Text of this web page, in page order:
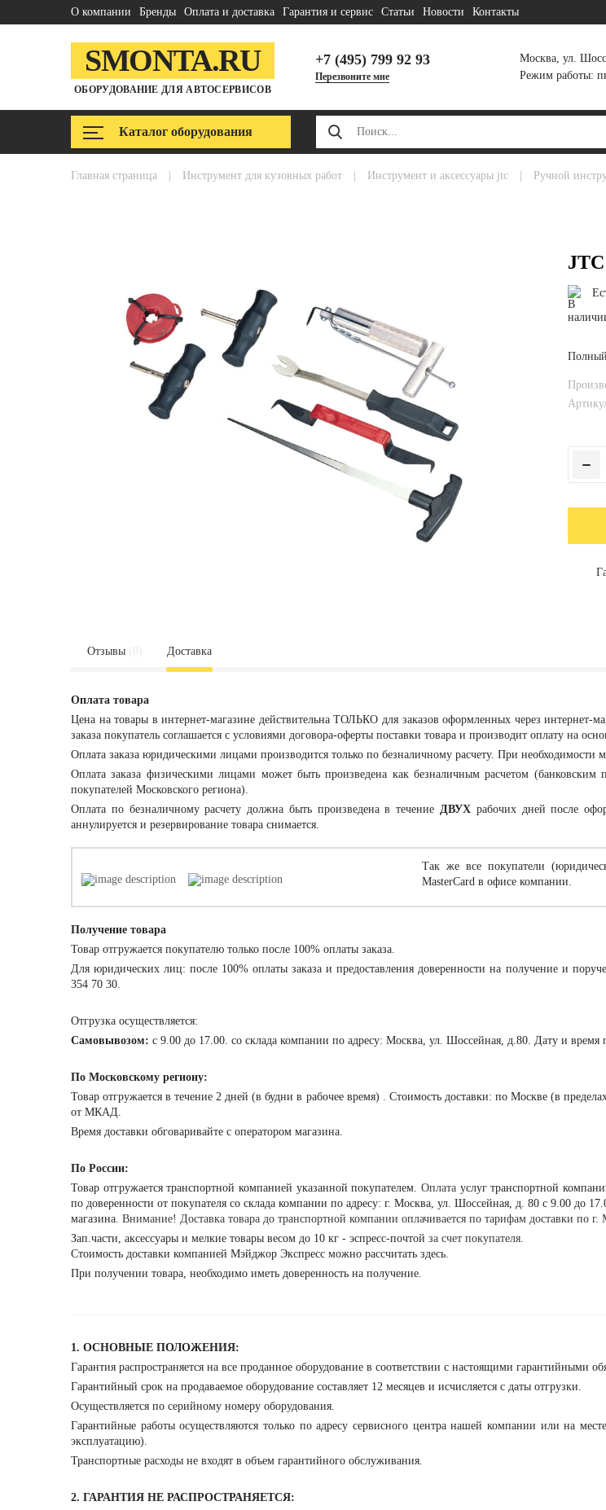
О компании Бренды Оплата и доставка Гарантия и сервис Статьи Новости Контакты
SMONTA.RU
ОБОРУДОВАНИЕ ДЛЯ АВТОСЕРВИСОВ
+7 (495) 799 92 93
Перезвоните мне
Москва, ул.
Режим работы:
Каталог оборудования
главная страница инструмент для кузовных работ инструмент и аксессуары jtc ручной
Полный
Отзывы (0) Доставка
Оплата товара
Цена на товары в интернет-магазине действительна ТОЛЬКО для заказов оформленных через
заказа покупатель соглашается с условиями договора-оферты поставки товара и производит оплату на
Оплата заказа юридическими лицами производится только по безналичному расчету. При необходимости
Оплата заказа физическими лицами может быть произведена как безналичным расчетом
покупателей Московского региона).
Оплата по безналичному расчету должна быть произведена в течение ДВУХрабочих дней после
аннулируется и резервирование товара снимается.
Так же все покупатели
MasterCard в офисе компании.
Получение товара
Товар отгружается покупателю только после 100% оплаты заказа.
Для юридических лиц: после 100% оплаты заказа и предоставления доверенности на получение и
354 70 30.
Отгрузка осуществляется:
Самовывозом: с 9.00 до 17.00. со склада компании по адресу: Москва, ул. Шоссейная, д.80. Дату и время
По Московскому региону:
Товар отгружается в течение 2 дней (в будни в рабочее время) . Стоимость доставки: по Москве (в
от МКАД.
Время доставки обговаривайте с оператором магазина.
По России:
Товар отгружается транспортной компанией указанной покупателем. Оплата услуг транспортной
по доверенности от покупателя со склада компании по адресу: г. Москва, ул. Шоссейная, д. 80 с 9.00 до
магазина. Внимание! Доставка товара до транспортной компании оплачивается по тарифам доставки по г.
Зап.части, аксессуары и мелкие товары весом до 10 кг - эспресс-почтой за счет покупателя.
Стоимость доставки компанией Мэйджор Экспресс можно рассчитать здесь.
При получении товара, необходимо иметь доверенность на получение.
1. ОСНОВНЫЕ ПОЛОЖЕНИЯ:
Гарантия распространяется на все проданное оборудование в соответствии с настоящими гарантийными
Гарантийный срок на продаваемое оборудование составляет 12 месяцев и исчисляется с даты отгрузки.
Осуществляется по серийному номеру оборудования.
Гарантийные работы осуществляются только по адресу сервисного центра нашей компании или на
эксплуатацию).
Транспортные расходы не входят в объем гарантийного обслуживания.
2. ГАРАНТИЯ НЕ РАСПРОСТРАНЯЕТСЯ: